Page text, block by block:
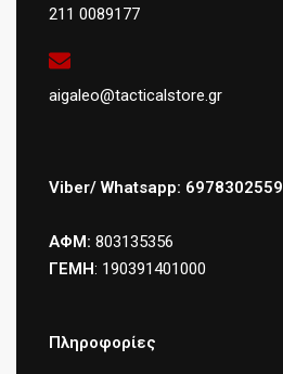
211 0089177
aigaleo@tacticalstore.gr
Viber/ Whatsapp: 6978302559
ΑΦΜ: 803135356
ΓΕΜΗ: 190391401000
Πληροφορίες